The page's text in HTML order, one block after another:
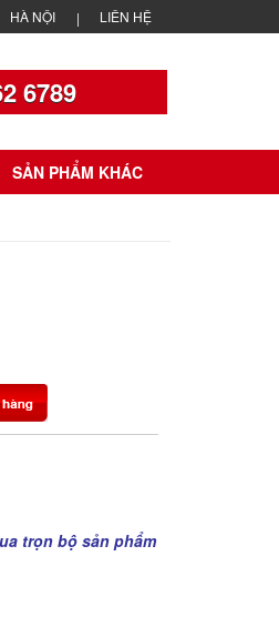
HÀ NỘI LIÊN HỆ
6789
SẢN PHẨM KHÁC
trọn bộ sản phẩm